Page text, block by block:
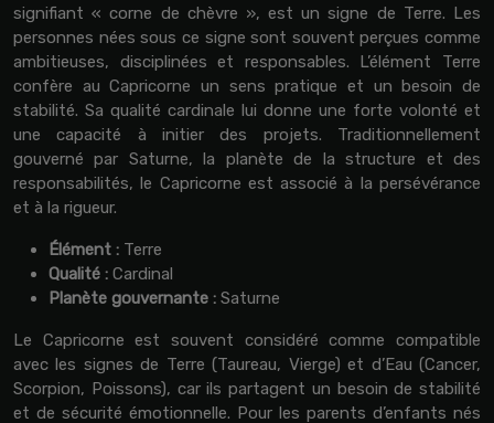
signifiant « corne de chèvre », est un signe de Terre. Les
personnes nées sous ce signe sont souvent perçues comme
ambitieuses, disciplinées et responsables. L’élément Terre
confère au Capricorne un sens pratique et un besoin de
stabilité. Sa qualité cardinale lui donne une forte volonté et
une capacité à initier des projets. Traditionnellement
gouverné par Saturne, la planète de la structure et des
responsabilités, le Capricorne est associé à la persévérance
et à la rigueur.
Élément : Terre
Qualité : Cardinal
Planète gouvernante : Saturne
Le Capricorne est souvent considéré comme compatible
avec les signes de Terre (Taureau, Vierge) et d’Eau (Cancer,
Scorpion, Poissons), car ils partagent un besoin de stabilité
et de sécurité émotionnelle. Pour les parents d’enfants nés